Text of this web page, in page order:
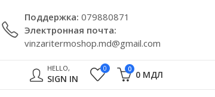
Поддержкa: 079880871
Электронная почта:
vinzaritermoshop.md@gmail.com
HELLO,
SIGN IN
0 0 0 МДЛ